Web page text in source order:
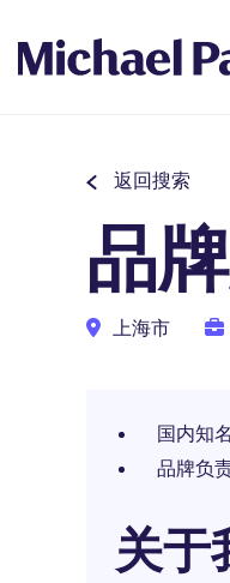
返回搜索
品
上海市
国内知
品牌负
关于